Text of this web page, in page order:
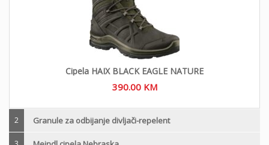
Cipela HAIX BLACK EAGLE NATURE
390.00 KM
2 Granule za odbijanje divljači-repelent